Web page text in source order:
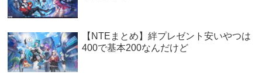
【NTEまとめ】絆プレゼント安いやつは
400で基本200なんだけど